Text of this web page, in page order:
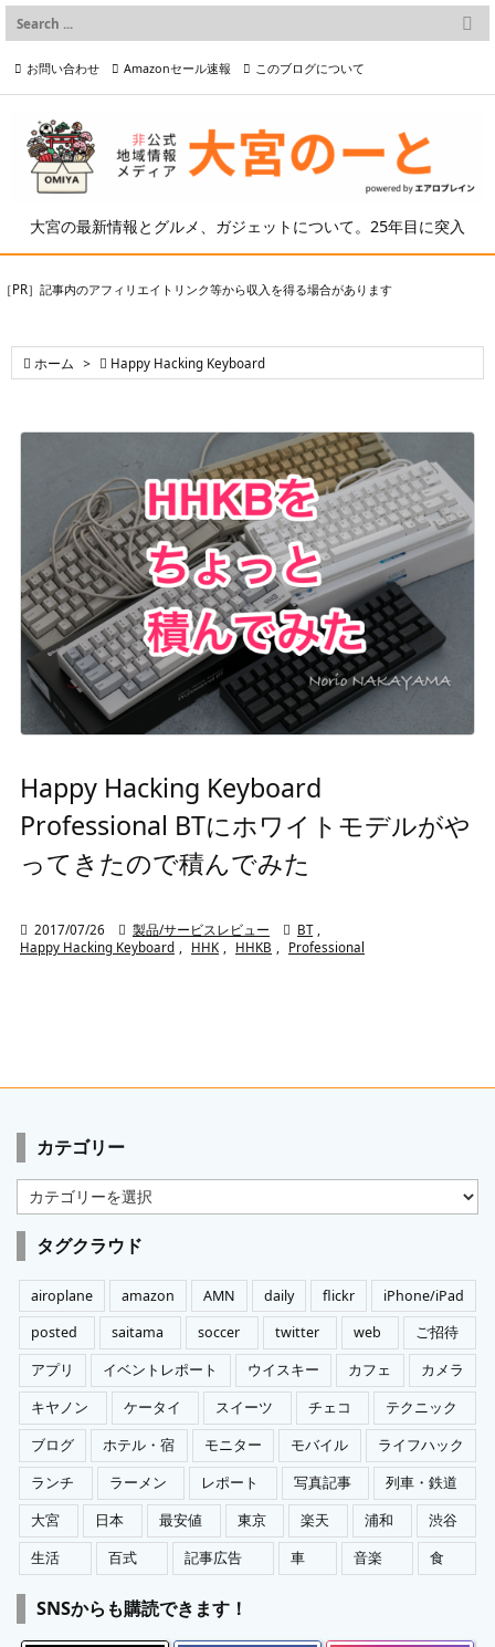
大宮の最新情報とグルメ、ガジェットについて。25年目に突入

メニュー

検索
お問い合わせ Amazonセール速報 このブログについて
プライバシーポリシー等
［PR］記事内のアフィリエイトリンク等から収入を得る場合があります
 ホーム >  Happy Hacking Keyboard
Happy Hacking Keyboard
Professional BTにホワイトモデルがや
ってきたので積んでみた
 2017/07/26  製品/サービスレビュー  BT
Happy Hacking Keyboard
HHK HHKB Professional
カテゴリー
カ
テ
ゴ
リ
ー
タグクラウド
airoplane amazon AMN daily flickr
iPhone/iPad
posted
saitama soccer twitter web
ご招待
アプリ
イベントレポート ウイスキー カフェ
カメラ
キヤノン
ケータイ スイーツ チェコ
テクニック
ブログ
ホテル・宿 モニター モバイル
ライフハック
ランチ
ラーメン レポート 写真記事
列車・鉄道
大宮
日本 最安値 東京 楽天 浦和
渋谷
生活
百式 記事広告 車 音楽 食
SNSからも購読できます！